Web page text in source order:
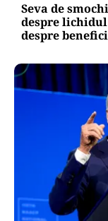
Seva de
despre
despre